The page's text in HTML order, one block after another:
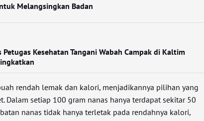
Melangsingkan Badan
Petugas Kesehatan Tangani Wabah Campak di Kaltim
rendah lemak dan kalori, menjadikannya pilihan yang
Dalam setiap 100 gram nanas hanya terdapat sekitar 50
nanas tidak hanya terletak pada rendahnya kalori,